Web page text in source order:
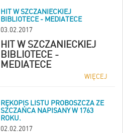
HIT W SZCZANIECKIEJ
BIBLIOTECE - MEDIATECE
03.02.2017
HIT W SZCZANIECKIEJ
BIBLIOTECE -
MEDIATECE
WIĘCEJ
RĘKOPIS LISTU PROBOSZCZA ZE
SZCZAŃCA NAPISANY W 1763
ROKU.
02.02.2017